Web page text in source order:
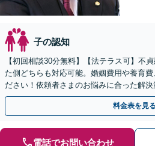
子の認知
【初回相談30分無料】【法テラス可】不
た側どちらも対応可能。婚姻費用や養育
ださい！依頼者さまのお悩みに合った解
談可】【浦和駅3分】
料金表を見る
電話でお問い合わせ